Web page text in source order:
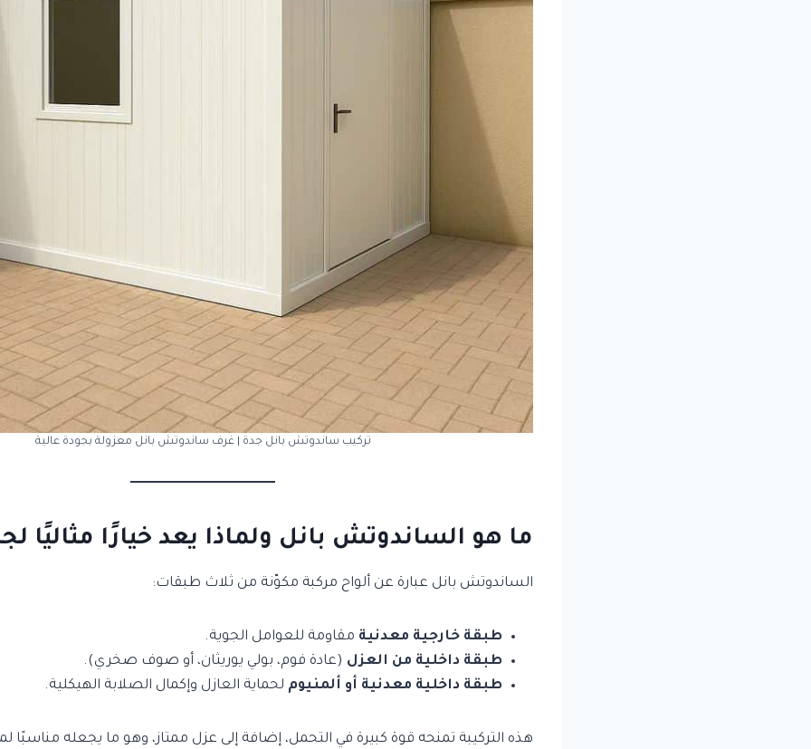
تركيب ساندوتش بانل جدة | غرف ساندوتش بانل معزولة بجودة عالية
ما هو الساندوتش بانل ولماذا يعد خيارًا مثاليًا
الساندوتش بانل عبارة عن ألواح مركبة مكوّنة من ثلاث طبقات:
طبقة خارجية معدنية مقاومة للعوامل الجوية.
طبقة داخلية من العزل (عادة فوم، بولي يوريثان، أو صوف صخري).
طبقة داخلية معدنية أو ألمنيوم لحماية العازل وإكمال الصلابة الهيكلية.
هذه التركيبة تمنحه قوة كبيرة في التحمل، إضافة إلى عزل ممتاز، وهو ما يجعله مناسبًا